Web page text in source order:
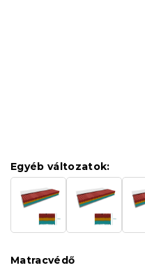
Egyéb változatok:
Matracvédő